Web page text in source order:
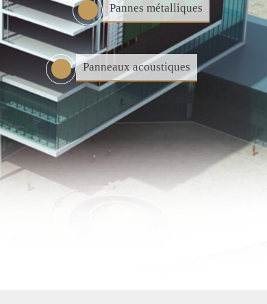
Panneaux acoustiques
Pannes métalliques